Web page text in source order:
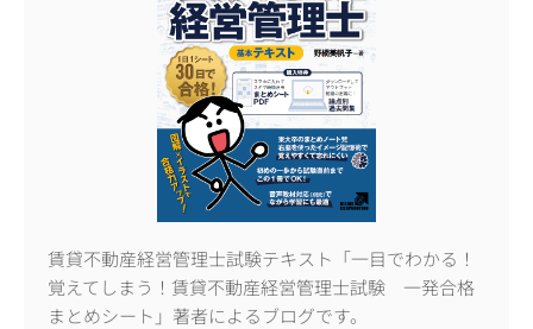
賃貸不動産経営管理士試験テキスト「一目でわかる！
覚えてしまう！賃貸不動産経営管理士試験 一発合格
まとめシート」著者によるブログです。